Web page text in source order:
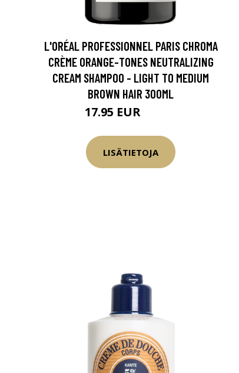
L'ORÉAL PROFESSIONNEL PARIS CHROMA
CRÈME ORANGE-TONES NEUTRALIZING
CREAM SHAMPOO - LIGHT TO MEDIUM
BROWN HAIR 300ML
17.95 EUR
LISÄTIETOJA